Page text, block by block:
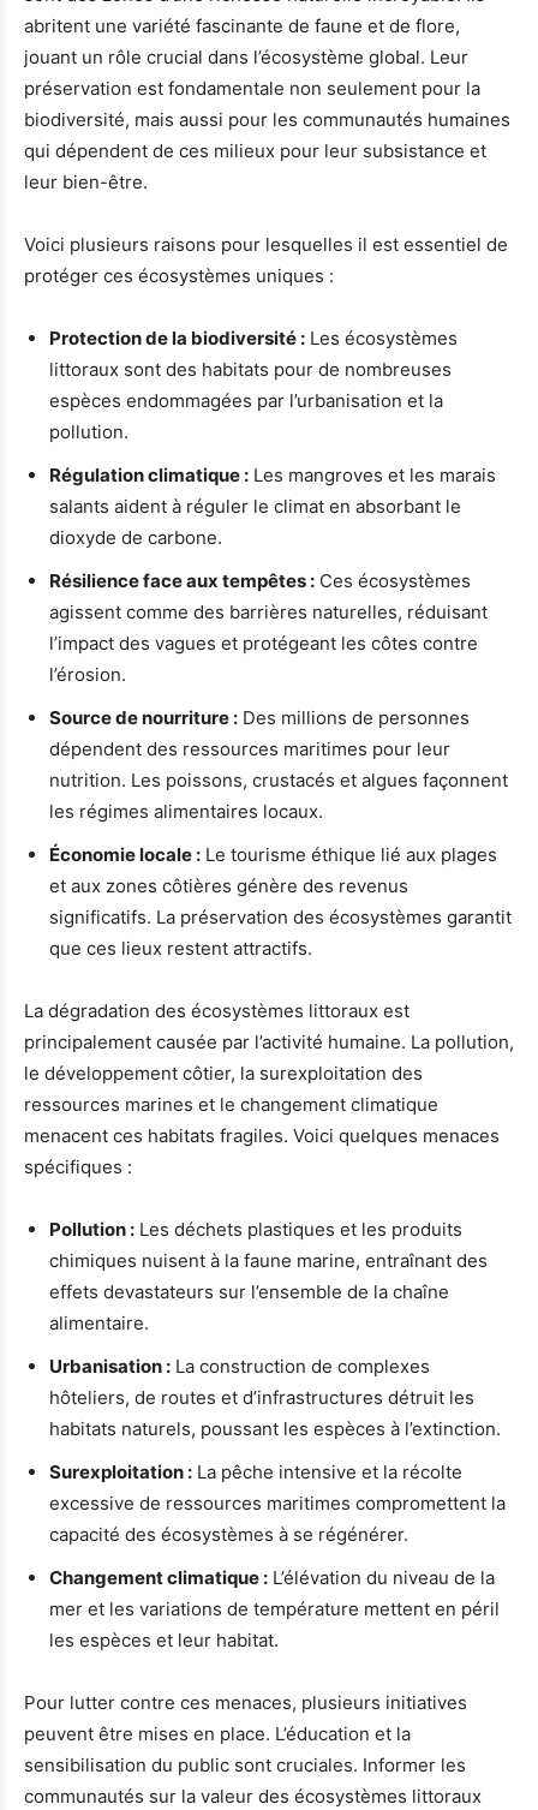
abritent une variété fascinante de faune et de flore,
jouant un rôle crucial dans l’écosystème global. Leur
préservation est fondamentale non seulement pour la
biodiversité, mais aussi pour les communautés humaines
qui dépendent de ces milieux pour leur subsistance et
leur bien-être.
Voici plusieurs raisons pour lesquelles il est essentiel de
protéger ces écosystèmes uniques :
Protection de la biodiversité : Les écosystèmes
littoraux sont des habitats pour de nombreuses
espèces endommagées par l’urbanisation et la
pollution.
Régulation climatique : Les mangroves et les marais
salants aident à réguler le climat en absorbant le
dioxyde de carbone.
Résilience face aux tempêtes : Ces écosystèmes
agissent comme des barrières naturelles, réduisant
l’impact des vagues et protégeant les côtes contre
l’érosion.
Source de nourriture : Des millions de personnes
dépendent des ressources maritimes pour leur
nutrition. Les poissons, crustacés et algues façonnent
les régimes alimentaires locaux.
Économie locale : Le tourisme éthique lié aux plages
et aux zones côtières génère des revenus
significatifs. La préservation des écosystèmes garantit
que ces lieux restent attractifs.
La dégradation des écosystèmes littoraux est
principalement causée par l’activité humaine. La pollution,
le développement côtier, la surexploitation des
ressources marines et le changement climatique
menacent ces habitats fragiles. Voici quelques menaces
spécifiques :
Pollution : Les déchets plastiques et les produits
chimiques nuisent à la faune marine, entraînant des
effets devastateurs sur l’ensemble de la chaîne
alimentaire.
Urbanisation : La construction de complexes
hôteliers, de routes et d’infrastructures détruit les
habitats naturels, poussant les espèces à l’extinction.
Surexploitation : La pêche intensive et la récolte
excessive de ressources maritimes compromettent la
capacité des écosystèmes à se régénérer.
Changement climatique : L’élévation du niveau de la
mer et les variations de température mettent en péril
les espèces et leur habitat.
Pour lutter contre ces menaces, plusieurs initiatives
peuvent être mises en place. L’éducation et la
sensibilisation du public sont cruciales. Informer les
communautés sur la valeur des écosystèmes littoraux